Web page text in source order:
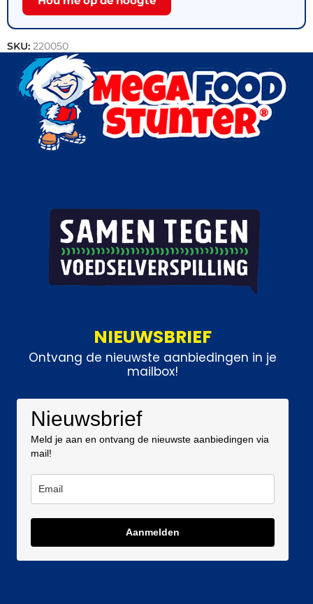
SKU: 220050
Categorieën:Snacks
NIEUWSBRIEF
Ontvang de nieuwste aanbiedingen in je
mailbox!
Nieuwsbrief
Meld je aan en ontvang de nieuwste aanbiedingen via
mail!
Aanmelden